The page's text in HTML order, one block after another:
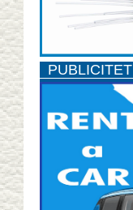
PUBLICITET